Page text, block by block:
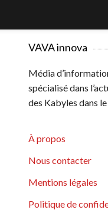
VAVA innova
Média
spécialisé dans
des Kabyles dans
À propos
Nous contacter
Mentions légales
Politique de